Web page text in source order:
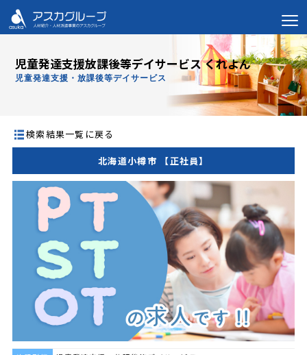
児童発達支援放課後等デイサービス くれよん
児童発達支援・放課後等デイサービス
検索結果一覧に戻る
北海道小樽市 【正社員】